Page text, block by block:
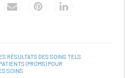
RÉSULTATS DES SOINS TELS
(PROMS) POUR
SOINS